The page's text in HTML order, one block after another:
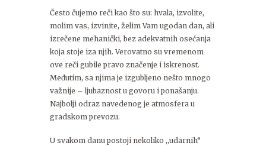
Često čujemo reči kao što su: hvala, izvolite,
molim vas, izvinite, želim Vam ugodan dan, ali
izrečene mehanički, bez adekvatnih osećanja
koja stoje iza njih. Verovatno su vremenom
ove reči gubile pravo značenje i iskrenost.
Međutim, sa njima je izgubljeno nešto mnogo
važnije – ljubaznost u govoru i ponašanju.
Najbolji odraz navedenog je atmosfera u
gradskom prevozu.
U svakom danu postoji nekoliko ,,udarnih“